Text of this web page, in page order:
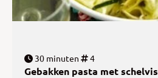
30 minuten 4
Gebakken pasta met schelvis